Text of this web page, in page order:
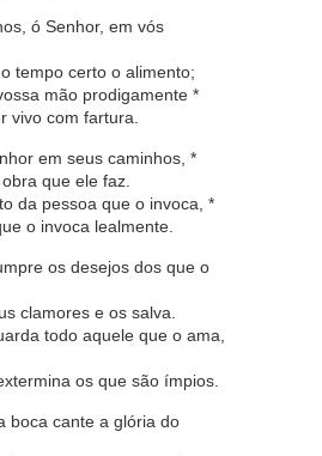
ó Senhor, em vós
tempo certo o alimento;
mão prodigamente *
vivo com fartura.
em seus caminhos, *
que ele faz.
da pessoa que o invoca, *
o invoca lealmente.
os desejos dos que o
clamores e os salva.
todo aquele que o ama,
os que são ímpios.
boca cante a glória do